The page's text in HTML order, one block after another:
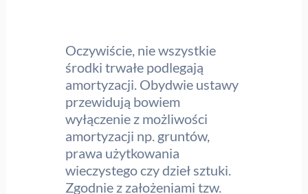
Oczywiście, nie wszystkie
środki trwałe podlegają
amortyzacji. Obydwie ustawy
przewidują bowiem
wyłączenie z możliwości
amortyzacji np. gruntów,
prawa użytkowania
wieczystego czy dzieł sztuki.
Zgodnie z założeniami tzw.